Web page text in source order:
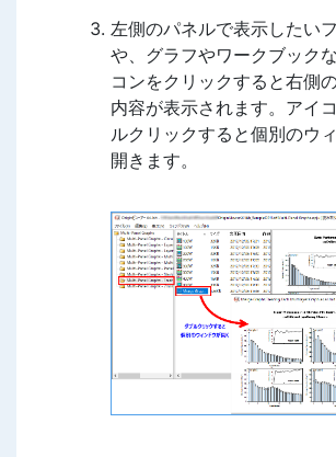
左側のパネルで表示したい
や、グラフやワークブック
コンをクリックすると右側
内容が表示されます。アイ
ルクリックすると個別のウ
開きます。